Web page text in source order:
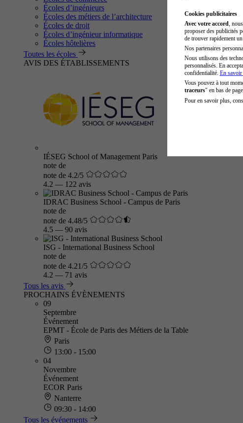
Écoles d’ingénieurs
Écoles des métiers de l’architecture
Écoles de droit
Écoles d’ingénieur informatique
Écoles hôtelières
Toutes les écoles
AVIS DES ÉTABLISSEMENTS
IÉSEG School of Management Paris
note de
note de 4.2/5
4.2 — 122 avis
IDRAC Business School - Campus de Paris
note de
note de 4.48/5
4.5 — 90 avis
ISG - International Business School
note de
note de 4.21/5
4.2 — 71 avis
Tous les avis
PROCHAINS ÉVÈNEMENTS
09
Septembre
Événement
EPMT - École de Paris des Métiers de la Table
Paris
13:00 - 15:00
04
Novembre
Événement
ECOR Paris
Nanterre
09:30 - 14:00
Tous les événements
Cookies publicitaires
Avec votre accord ,
proposer des publicités
de trouver rapidement
Nos partenaires
Nous utilisons des
personnalisés. En
confidentialité. En
Vous pouvez à tout
traceurs" en bas de page.
Pour en savoir plus,